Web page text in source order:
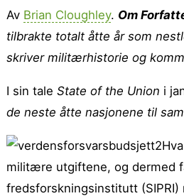
Av Brian Cloughley. Om
tilbrakte totalt åtte år som
skriver militærhistorie og
I sin tale State of the Union i
de neste åtte nasjonene til
militære utgiftene, og dermed
fredsforskningsinstitutt